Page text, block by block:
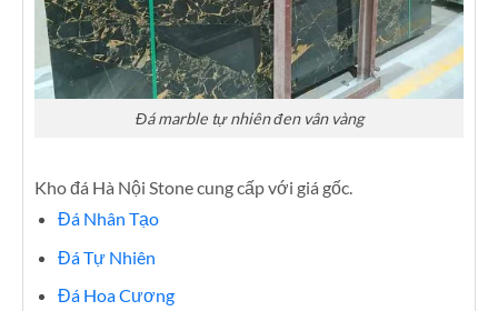
Đá marble tự nhiên đen vân vàng
Kho đá Hà Nội Stone cung cấp với giá gốc.
Đá Nhân Tạo
Đá Tự Nhiên
Đá Hoa Cương